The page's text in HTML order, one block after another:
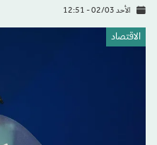
الأحد 02/03 - 12:51
الاقتصاد